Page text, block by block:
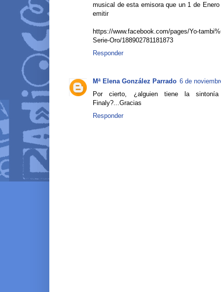
musical de esta emisora que un 1 de
emitir
https://www.facebook.com/pages/Yo-
Serie-Oro/188902781181873
Responder
Mª Elena González Parrado 6 de
Por cierto, ¿alguien tiene la
Finaly?...Gracias
Responder